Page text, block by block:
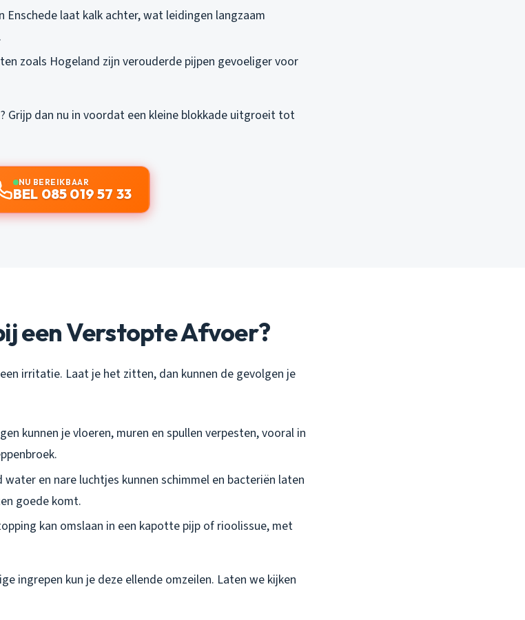
Enschede laat kalk achter, wat leidingen langzaam
zoals Hogeland zijn verouderde pijpen gevoeliger voor
Grijp dan nu in voordat een kleine blokkade uitgroeit tot
NU BEREIKBAAR
BEL 085 019 57 33
een Verstopte Afvoer?
irritatie. Laat je het zitten, dan kunnen de gevolgen je
kunnen je vloeren, muren en spullen verpesten, vooral in
water en nare luchtjes kunnen schimmel en bacteriën laten
goede komt.
kan omslaan in een kapotte pijp of rioolissue, met
ingrepen kun je deze ellende omzeilen. Laten we kijken